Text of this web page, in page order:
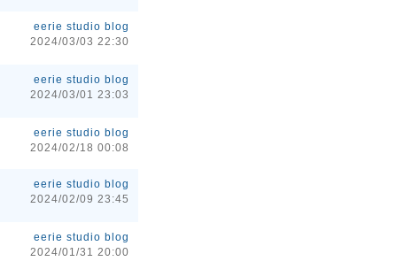
eerie studio blog
2024/03/03 22:30
eerie studio blog
2024/03/01 23:03
eerie studio blog
2024/02/18 00:08
eerie studio blog
2024/02/09 23:45
eerie studio blog
2024/01/31 20:00